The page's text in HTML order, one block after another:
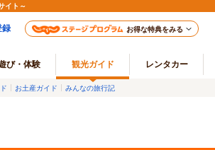
イト～
録 お得な特典をみる
び・体験 観光ガイド レンタカー
お土産ガイド みんなの旅行記